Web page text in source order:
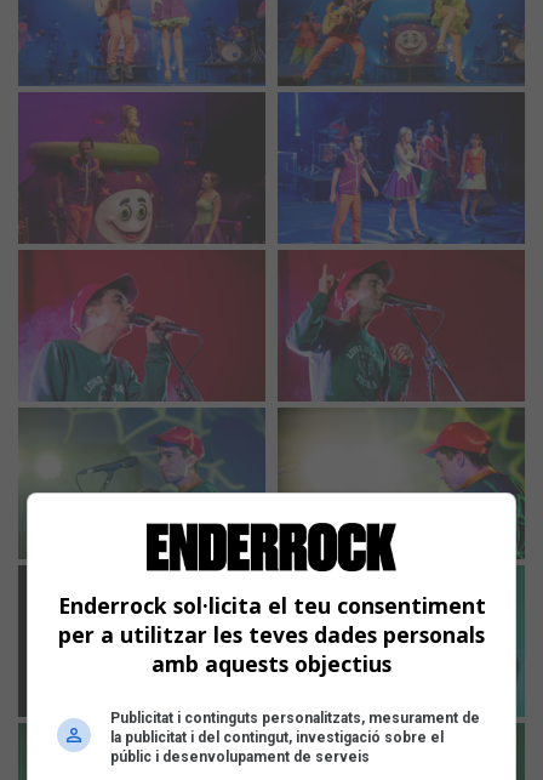
Enderrock sol·licita el teu consentiment
per a utilitzar les teves dades personals
amb aquests objectius
Publicitat i continguts personalitzats, mesurament de
la publicitat i del contingut, investigació sobre el
públic i desenvolupament de serveis